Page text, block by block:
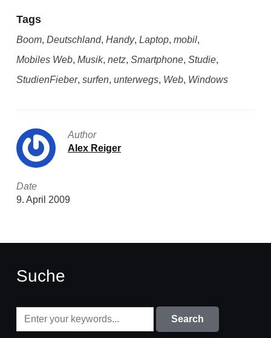
Tags
Boom, Deutschland, Handy, Laptop, mobil,
Mobiles Web, Musik, netz, Smartphone, Studie,
StudienFieber, surfen, unterwegs, Web, Windows
Author
Alex Reiger
Date
9. April 2009
Suche